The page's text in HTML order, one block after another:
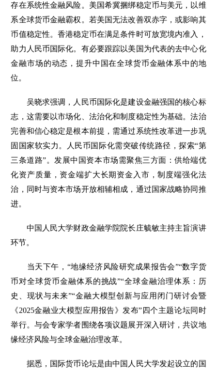
存在系统性金融风险。美国希冀捆绑稳定币与美元，以维
系全球货币金融霸权。若美国无法改善双赤字，或影响其
币值稳定性。香港稳定币在满足条件时可放宽境内准入，
助力人民币国际化。有必要跟踪以美国为代表的去中心化
金融市场的动态，提升中国在全球货币金融体系中的地
位。
吴晓求强调，人民币国际化是建设金融强国的核心标
志，这需要以市场化、法治化和制度稳定性为基础。法治
完善和信心稳定是根本前提，需通过系统性改革进一步巩
固国家软实力。人民币国际化需突破传统路径，探索“第
三条道路”。发展中国资本市场需聚焦三方面：供给端优
化资产质量，资金端扩大长期资金入市，制度端强化法
治，同时与资本市场开放相辅相成，通过国家战略协同推
进。
中国人民大学财政金融学院院长庄毓敏主持主旨演讲
环节。
当天下午，“地缘经济风险研究成果报告会”“数字货
币对全球货币金融体系的挑战”“全球金融治理体系：历
史、现状与未来”“金融大模型创新与应用闭门研讨会暨
《2025金融业大模型应用报告》发布”四个主题论坛同时
举行。与会专家学者围绕各项议题展开深入研讨，共议地
缘经济风险与全球金融治理改革。
据悉，国际货币论坛是由中国人民大学发起设立的国